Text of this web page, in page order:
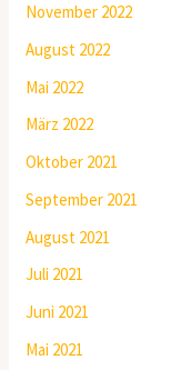
November 2022
August 2022
Mai 2022
März 2022
Oktober 2021
September 2021
August 2021
Juli 2021
Juni 2021
Mai 2021